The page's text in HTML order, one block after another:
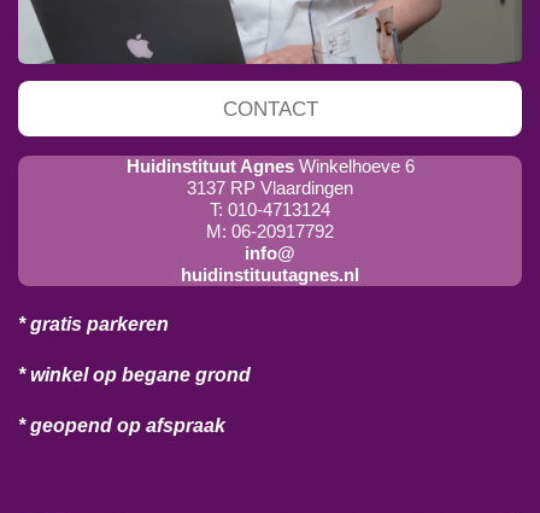
CONTACT
Huidinstituut Agnes Winkelhoeve 6
3137 RP Vlaardingen
T: 010-4713124
M: 06-20917792
info@
huidinstituutagnes.nl
* gratis parkeren
* winkel op begane grond
* geopend op afspraak